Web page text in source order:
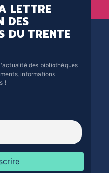
LETTRE
DES
DU TRENTE
des bibliothèques
informations
!